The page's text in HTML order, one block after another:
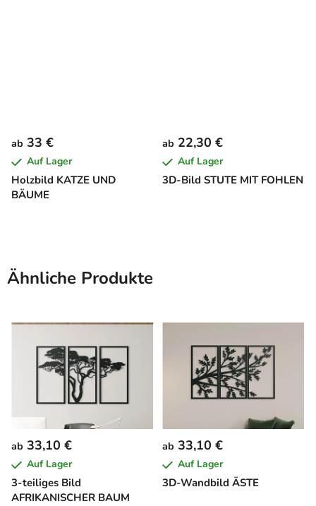
Holzbild KATZE UND
BÄUME
ab 33 €
Auf Lager
3D-Bild STUTE MIT FOHLEN
ab 22,30 €
Auf Lager
Ähnliche Produkte
3-teiliges Bild
AFRIKANISCHER BAUM
ab 33,10 €
Auf Lager
3D-Wandbild ÄSTE
ab 33,10 €
Auf Lager